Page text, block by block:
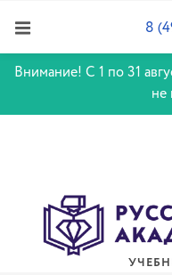
Внимание! С 1 по 31
не
8